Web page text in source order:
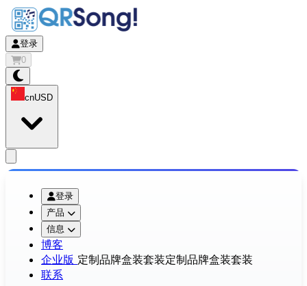
登录
0
cnUSD
登录
产品
信息
博客
企业版 定制品牌盒装套装定制品牌盒装套装
联系